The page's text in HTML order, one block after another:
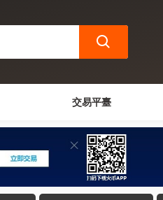
交易平臺